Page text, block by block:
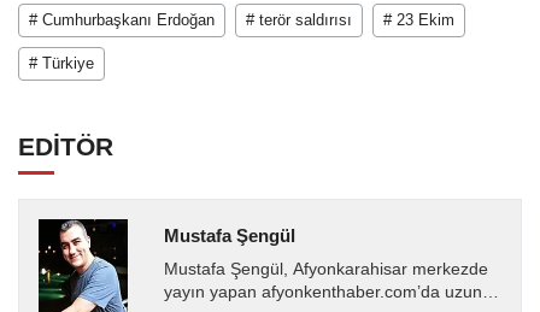
# Cumhurbaşkanı Erdoğan # terör saldırısı # 23 Ekim
# Türkiye
EDİTÖR
Mustafa Şengül
Mustafa Şengül, Afyonkarahisar merkezde
yayın yapan afyonkenthaber.com’da uzun